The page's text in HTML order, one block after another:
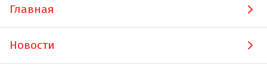
Главная
Новости